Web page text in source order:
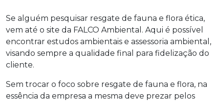
Se alguém pesquisar resgate de fauna e flora ética,
vem até o site da FALCO Ambiental. Aqui é possível
encontrar estudos ambientais e assessoria ambiental,
visando sempre a qualidade final para fidelização do
cliente.
Sem trocar o foco sobre resgate de fauna e flora, na
essência da empresa a mesma deve prezar pelos